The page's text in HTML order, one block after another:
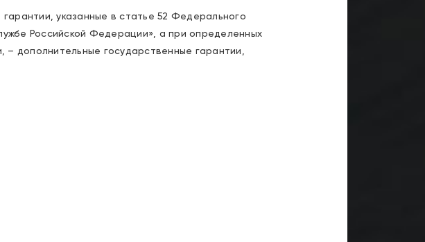
указанные в статье 52 Федерального
Российской Федерации», а при определенных
– дополнительные государственные гарантии,